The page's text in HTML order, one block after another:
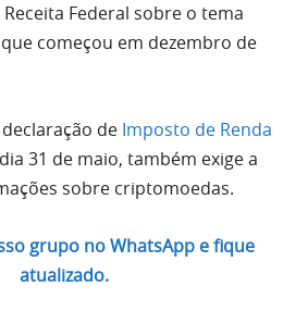
Receita Federal sobre o tema
começou em dezembro de
de Imposto de Renda
31 de maio, também exige a
sobre criptomoedas.
grupo no WhatsApp e fique
atualizado.